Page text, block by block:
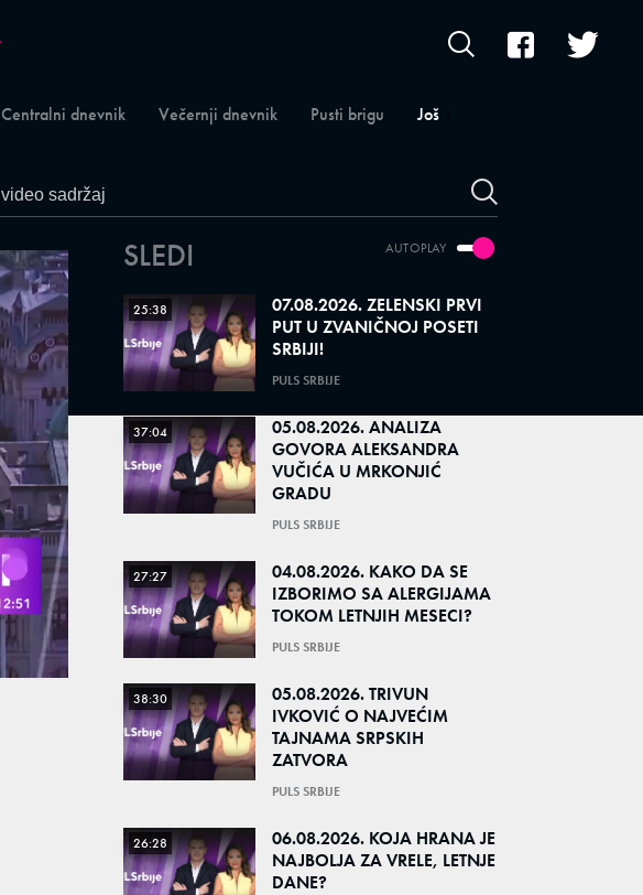
Centralni dnevnik Večernji dnevnik Pusti brigu Još
AUTOPLAY
SLEDI
25:38
07.08.2026. ZELENSKI PRVI
PUT U ZVANIČNOJ POSETI
SRBIJI!
PULS SRBIJE
37:04
05.08.2026. ANALIZA
GOVORA ALEKSANDRA
VUČIĆA U MRKONJIĆ
GRADU
PULS SRBIJE
27:27
04.08.2026. KAKO DA SE
IZBORIMO SA ALERGIJAMA
TOKOM LETNJIH MESECI?
PULS SRBIJE
38:30
05.08.2026. TRIVUN
IVKOVIĆ O NAJVEĆIM
TAJNAMA SRPSKIH
ZATVORA
PULS SRBIJE
26:28
06.08.2026. KOJA HRANA JE
NAJBOLJA ZA VRELE, LETNJE
DANE?